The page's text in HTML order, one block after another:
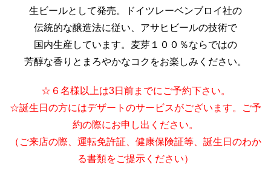
生ビールとして発売。ドイツレーベンブロイ社の
伝統的な醸造法に従い、アサヒビールの技術で
国内生産しています。麦芽１００％ならではの
芳醇な香りとまろやかなコクをお楽しみください。
☆６名様以上は3日前までにご予約下さい。
☆誕生日の方にはデザートのサービスがございます。ご予
約の際にお申し出ください。
（ご来店の際、運転免許証、健康保険証等、誕生日のわか
る書類をご提示ください）